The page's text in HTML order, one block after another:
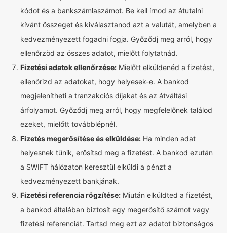
kódot és a bankszámlaszámot. Be kell írnod az átutalni
kívánt összeget és kiválasztanod azt a valutát, amelyben a
kedvezményezett fogadni fogja. Győződj meg arról, hogy
ellenőrzöd az összes adatot, mielőtt folytatnád.
Fizetési adatok ellenőrzése: Mielőtt elküldenéd a fizetést,
ellenőrizd az adatokat, hogy helyesek-e. A bankod
megjelenítheti a tranzakciós díjakat és az átváltási
árfolyamot. Győződj meg arról, hogy megfelelőnek találod
ezeket, mielőtt továbblépnél.
Fizetés megerősítése és elküldése: Ha minden adat
helyesnek tűnik, erősítsd meg a fizetést. A bankod ezután
a SWIFT hálózaton keresztül elküldi a pénzt a
kedvezményezett bankjának.
Fizetési referencia rögzítése: Miután elküldted a fizetést,
a bankod általában biztosít egy megerősítő számot vagy
fizetési referenciát. Tartsd meg ezt az adatot biztonságos